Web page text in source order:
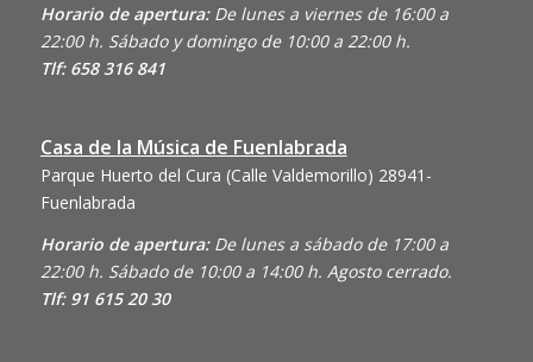
Horario de apertura: De lunes a viernes de 16:00 a
22:00 h. Sábado y domingo de 10:00 a 22:00 h.
Tlf: 658 316 841
Casa de la Música de Fuenlabrada
Parque Huerto del Cura (Calle Valdemorillo) 28941-
Fuenlabrada
Horario de apertura: De lunes a sábado de 17:00 a
22:00 h. Sábado de 10:00 a 14:00 h. Agosto cerrado.
Tlf: 91 615 20 30